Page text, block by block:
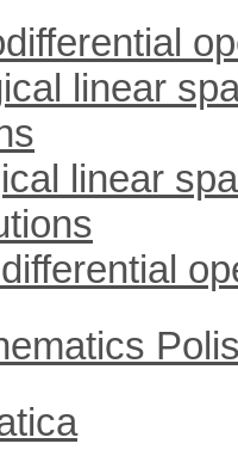
linear
linear